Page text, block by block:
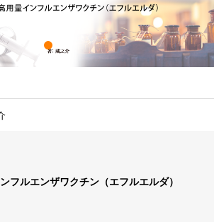
フルエンザワクチン（エフルエルダ）